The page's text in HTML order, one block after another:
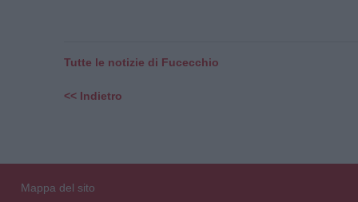
Tutte le notizie di Fucecchio
<< Indietro
Mappa del sito